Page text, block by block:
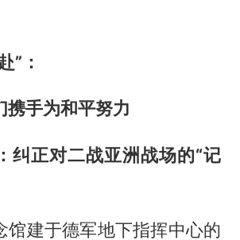
”：
携手为和平努力
纠正对二战亚洲战场的“记
馆建于德军地下指挥中心的